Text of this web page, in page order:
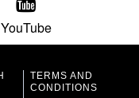
YouTube